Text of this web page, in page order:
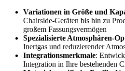
Variationen in Größe und
Chairside-Geräten bis hin zu
großem Fassungsvermögen
Spezialisierte Atmosphären-
Inertgas und reduzierender
Integrationsmerkmale:
Integration in Ihre bestehenden